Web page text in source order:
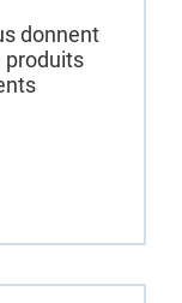
donnent
produits